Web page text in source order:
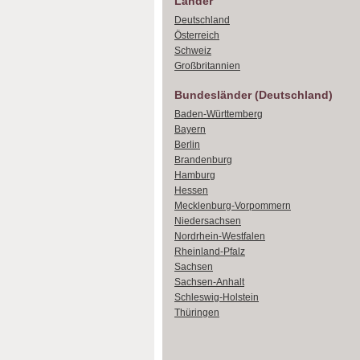
Deutschland
Österreich
Schweiz
Großbritannien
Bundesländer (Deutschland)
Baden-Württemberg
Bayern
Berlin
Brandenburg
Hamburg
Hessen
Mecklenburg-Vorpommern
Niedersachsen
Nordrhein-Westfalen
Rheinland-Pfalz
Sachsen
Sachsen-Anhalt
Schleswig-Holstein
Thüringen